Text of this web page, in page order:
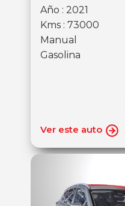
Año : 2021
Kms : 73000
Manual
Gasolina
Ver este auto